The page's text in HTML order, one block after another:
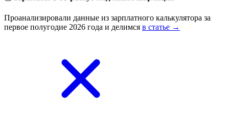
Проанализировали данные из зарплатного калькулятора за
первое полугодие 2026 года и делимся в статье →